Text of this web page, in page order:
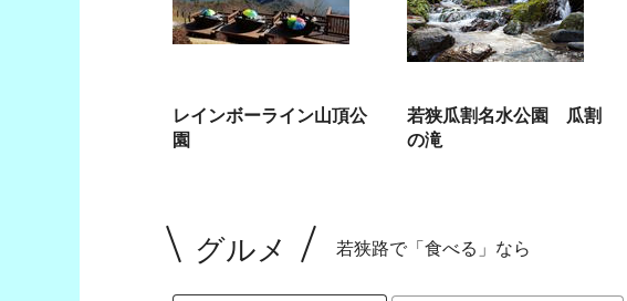
レインボーライン山頂公
園
若狭瓜割名水公園 瓜割
の滝
グルメ 若狭路で「食べる」なら